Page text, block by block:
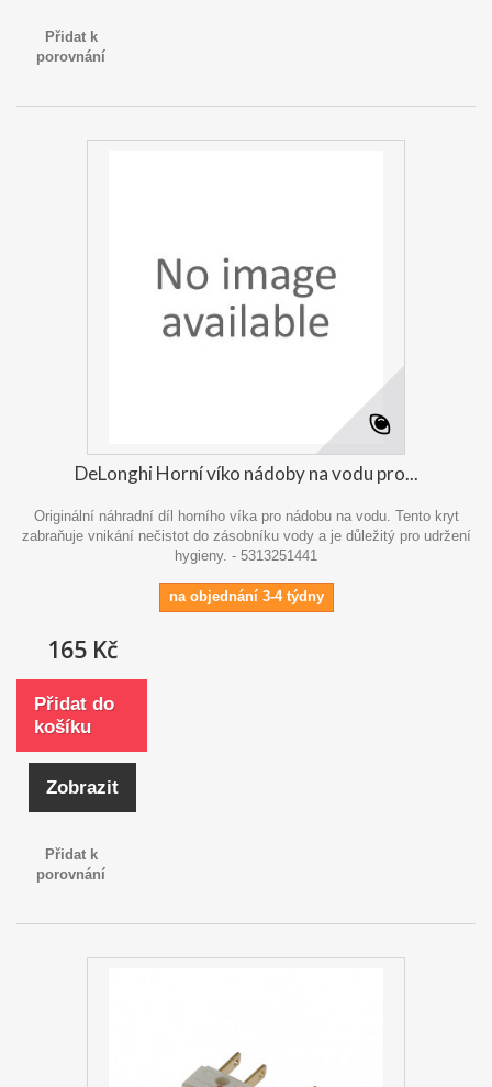
Přidat k
porovnání
DeLonghi Horní víko nádoby na vodu pro...
Originální náhradní díl horního víka pro nádobu na vodu. Tento kryt
zabraňuje vnikání nečistot do zásobníku vody a je důležitý pro udržení
hygieny. - 5313251441
na objednání 3-4 týdny
165 Kč
Přidat do
košíku
Zobrazit
Přidat k
porovnání